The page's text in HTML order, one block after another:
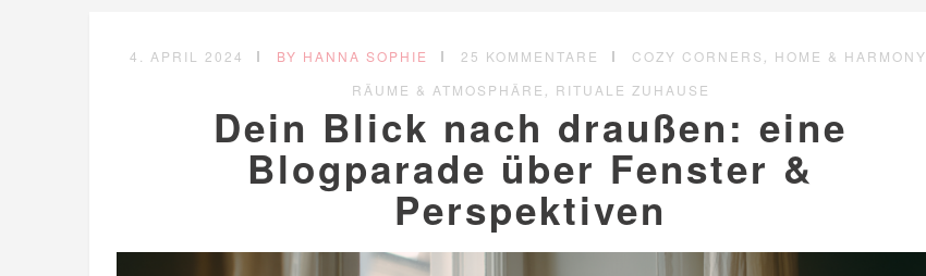
4. APRIL 2024 BY HANNA SOPHIE 25 KOMMENTARE COZY CORNERS , HOME & HARMONY
RÄUME & ATMOSPHÄRE , RITUALE ZUHAUSE
Dein Blick nach draußen: eine
Blogparade über Fenster &
Perspektiven